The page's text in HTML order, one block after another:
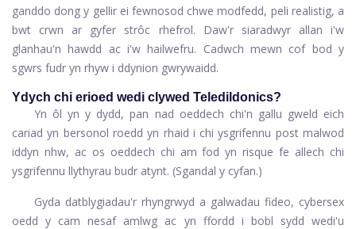
ganddo dong y gellir ei fewnosod chwe modfedd, peli realistig, a
bwt crwn ar gyfer strôc rhefrol. Daw'r siaradwyr allan i'w
glanhau'n hawdd ac i'w hailwefru. Cadwch mewn cof bod y
sgwrs fudr yn rhyw i ddynion gwrywaidd.
Ydych chi erioed wedi clywed Teledildonics?
Yn ôl yn y dydd, pan nad oeddech chi'n gallu gweld eich
cariad yn bersonol roedd yn rhaid i chi ysgrifennu post malwod
iddyn nhw, ac os oeddech chi am fod yn risque fe allech chi
ysgrifennu llythyrau budr atynt. (Sgandal y cyfan.)
Gyda datblygiadau'r rhyngrwyd a galwadau fideo, cybersex
oedd y cam nesaf amlwg ac yn ffordd i bobl sydd wedi'u